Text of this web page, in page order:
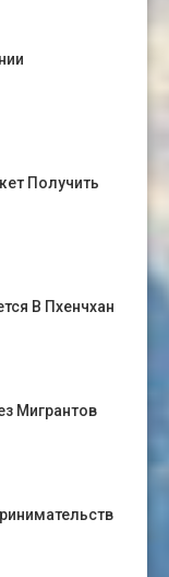
Получить
В Пхенчхан
Мигрантов